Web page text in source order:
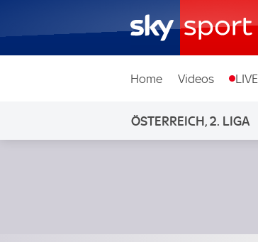
Home Videos LIVE
ÖSTERREICH, 2. LIGA